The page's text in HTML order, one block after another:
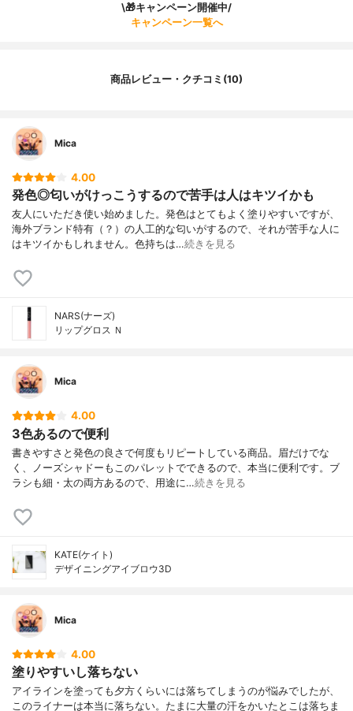
\🎁キャンペーン開催中/
キャンペーン一覧へ
商品レビュー・クチコミ(10)
Mica
4.00
発色◎匂いがけっこうするので苦手は人はキツイかも
友人にいただき使い始めました。発色はとてもよく塗りやすいですが、
海外ブランド特有（？）の人工的な匂いがするので、それが苦手な人に
はキツイかもしれません。色持ちは…続きを見る
NARS(ナーズ)
リップグロス Ｎ
Mica
4.00
3色あるので便利
書きやすさと発色の良さで何度もリピートしている商品。眉だけでな
く、ノーズシャドーもこのパレットでできるので、本当に便利です。ブ
ラシも細・太の両方あるので、用途に…続きを見る
KATE(ケイト)
デザイニングアイブロウ3D
Mica
4.00
塗りやすいし落ちない
アイラインを塗っても夕方くらいには落ちてしまうのが悩みでしたが、
このライナーは本当に落ちない。たまに大量の汗をかいたとこは落ちま